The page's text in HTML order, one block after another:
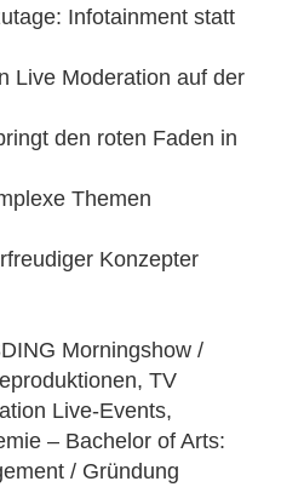
Infotainment statt
Live Moderation auf der
den roten Faden in
Themen
Konzepter
Morningshow /
TV
Live-Events,
– Bachelor of Arts:
/ Gründung